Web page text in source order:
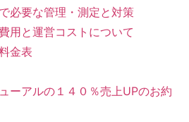
必要な管理・測定と対策
用と運営コストについて
金表
ーアルの１４０％売上UPのお約